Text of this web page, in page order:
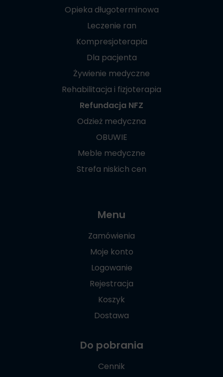
Opieka długoterminowa
Leczenie ran
Kompresjoterapia
Dla pacjenta
Żywienie medyczne
Rehabilitacja i fizjoterapia
Refundacja NFZ
Odzież medyczna
OBUWIE
Meble medyczne
Strefa niskich cen
Menu
Zamówienia
Moje konto
Logowanie
Rejestracja
Koszyk
Dostawa
Do pobrania
Cennik